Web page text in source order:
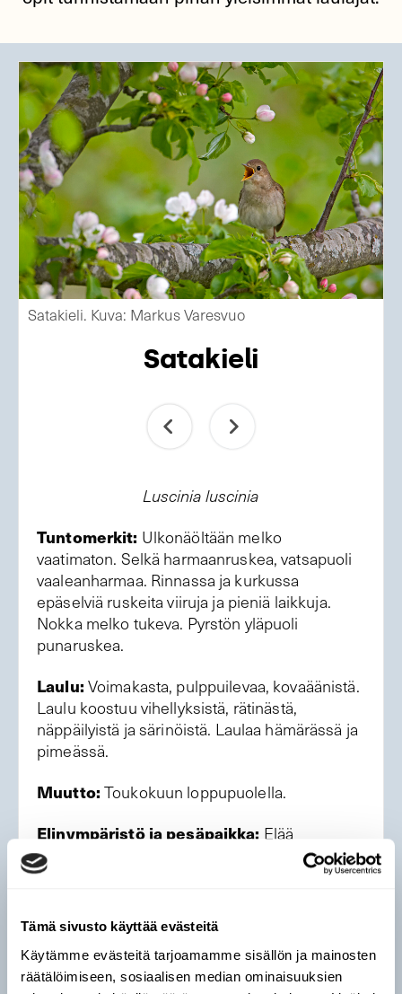
Tämä sivusto käyttää evästeitä
Käytämme evästeitä tarjoamamme sisällön ja mainosten
räätälöimiseen, sosiaalisen median ominaisuuksien
Satakieli. Kuva: Markus Varesvuo
Satakieli
Luscinia luscinia
Tuntomerkit: Ulkonäöltään melko
vaatimaton. Selkä harmaanruskea, vatsapuoli
vaaleanharmaa. Rinnassa ja kurkussa
epäselviä ruskeita viiruja ja pieniä laikkuja.
Nokka melko tukeva. Pyrstön yläpuoli
punaruskea.
Laulu: Voimakasta, pulppuilevaa, kovaäänistä.
Laulu koostuu vihellyksistä, rätinästä,
näppäilyistä ja särinöistä. Laulaa hämärässä ja
pimeässä.
Muutto: Toukokuun loppupuolella.
Elinympäristö ja pesäpaikka: Elää
kosteikoiden reunametsissä ja pensaikoissa,
kosteissa tiheiköissä ja lehtimetsissä. Pesä
risukossa, kuusen alla tai pienessä puussa.
Levinneisyys ja runsaus:Yhtenäinen
levinneisyysalue Pori–Lappeenranta-linja